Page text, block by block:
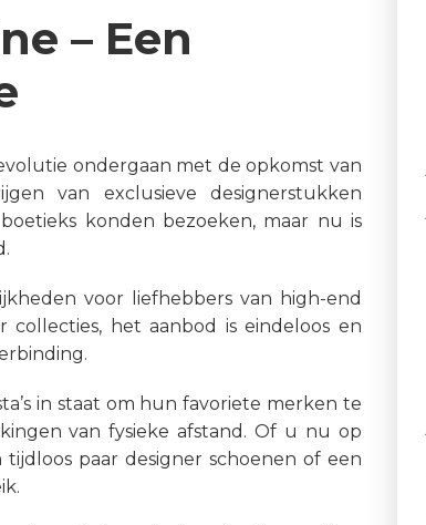
– Een
ondergaan met de opkomst van
van exclusieve designerstukken
konden bezoeken, maar nu is
voor liefhebbers van high-end
het aanbod is eindeloos en
in staat om hun favoriete merken te
van fysieke afstand. Of u nu op
paar designer schoenen of een